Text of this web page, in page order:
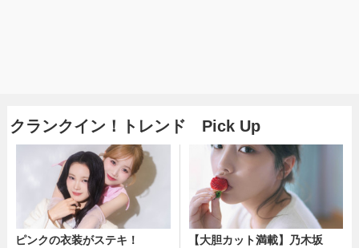
クランクイン！トレンド Pick Up
ピンクの衣装がステキ！
【大胆カット満載】乃木坂